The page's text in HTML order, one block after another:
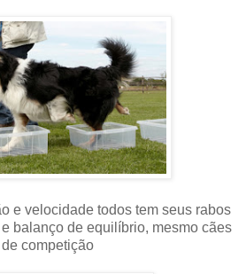
e velocidade todos tem seus rabos
balanço de equilíbrio, mesmo cães
de competição